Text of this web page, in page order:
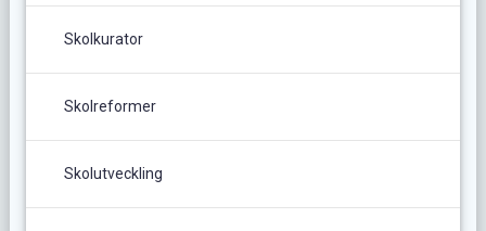
Skolkurator
Skolreformer
Skolutveckling